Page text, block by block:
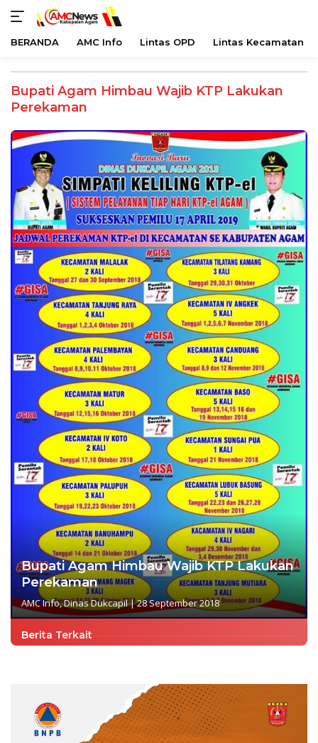
konten
BERANDA AMC Info Lintas OPD Lintas Kecamatan
Bupati Agam Himbau Wajib KTP Lakukan
Perekaman
Bupati Agam Himbau Wajib KTP Lakukan
Perekaman
AMC Info,Dinas Dukcapil|28 September 2018
Berita Terkait